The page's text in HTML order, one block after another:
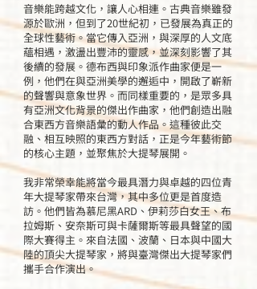
音樂能跨越文化，讓人心相連。古典音樂雖發
源於歐洲，但到了20世紀初，已發展為真正的
全球性藝術。當它傳入亞洲，與深厚的人文底
蘊相遇，激盪出豐沛的靈感，並深刻影響了其
後續的發展。德布西與印象派作曲家便是一
例，他們在與亞洲美學的邂逅中，開啟了嶄新
的聲響與意象世界。而同樣重要的，是眾多具
有亞洲文化背景的傑出作曲家，他們創造出融
合東西方音樂語彙的動人作品。這種彼此交
融、相互映照的東西方對話，正是今年藝術節
的核心主題，並聚焦於大提琴展開。
我非常榮幸能將當今最具潛力與卓越的四位青
年大提琴家帶來台灣，其中多位更是首度造
訪。他們皆為慕尼黑ARD、伊莉莎白女王、布
拉姆斯、安奈斯可與卡薩爾斯等最具聲望的國
際大賽得主。來自法國、波蘭、日本與中國大
陸的頂尖大提琴家，將與臺灣傑出大提琴家們
攜手合作演出。